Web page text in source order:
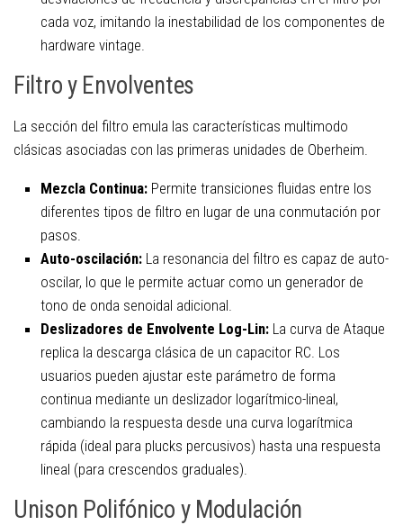
cada voz, imitando la inestabilidad de los componentes de
hardware vintage.
Filtro y Envolventes
La sección del filtro emula las características multimodo
clásicas asociadas con las primeras unidades de Oberheim.
Mezcla Continua: Permite transiciones fluidas entre los
diferentes tipos de filtro en lugar de una conmutación por
pasos.
Auto-oscilación: La resonancia del filtro es capaz de auto-
oscilar, lo que le permite actuar como un generador de
tono de onda senoidal adicional.
Deslizadores de Envolvente Log-Lin: La curva de Ataque
replica la descarga clásica de un capacitor RC. Los
usuarios pueden ajustar este parámetro de forma
continua mediante un deslizador logarítmico-lineal,
cambiando la respuesta desde una curva logarítmica
rápida (ideal para plucks percusivos) hasta una respuesta
lineal (para crescendos graduales).
Unison Polifónico y Modulación